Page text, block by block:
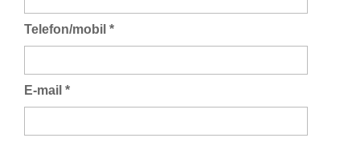
Telefon/mobil *
E-mail *